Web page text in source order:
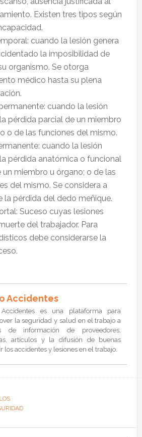
Existen tres tipos según
cuando la lesión genera
la imposibilidad de
organismo. Se otorga
médico hasta su plena
cuando la lesión
pérdida parcial de un miembro
o de las funciones del mismo.
cuando la lesión
pérdida anatómica o funcional
miembro u órgano; o de las
del mismo. Se considera a
la pérdida del dedo meñique.
Suceso cuyas lesiones
del trabajador. Para
debe considerarse la
Accidentes
Accidentes es una plataforma para
la seguridad y salud en el trabajo a
de información de proveedores,
artículos y la difusión de buenas
los accidentes y lesiones en el trabajo.